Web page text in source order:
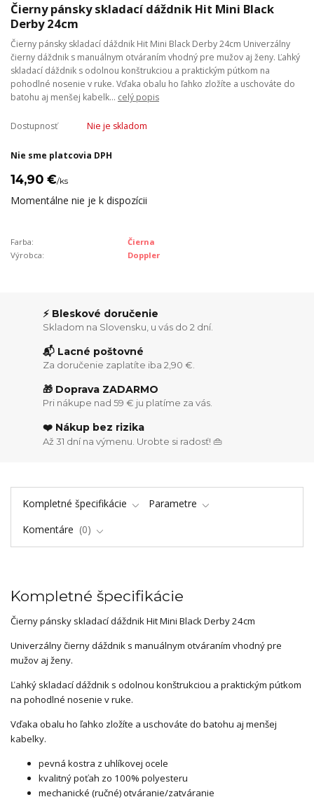
Čierny pánsky skladací dáždnik Hit Mini Black
Derby 24cm
Čierny pánsky skladací dáždnik Hit Mini Black Derby 24cm Univerzálny
čierny dáždnik s manuálnym otváraním vhodný pre mužov aj ženy. Ľahký
skladací dáždnik s odolnou konštrukciou a praktickým pútkom na
pohodlné nosenie v ruke. Vďaka obalu ho ľahko zložíte a uschováte do
batohu aj menšej kabelk... celý popis
Dostupnosť Nie je skladom
Nie sme platcovia DPH
14,90 €/ks
Momentálne nie je k dispozícii
Farba:
Čierna
Výrobca:
Doppler
⚡ Bleskové doručenie
Skladom na Slovensku, u vás do 2 dní.
📬 Lacné poštovné
Za doručenie zaplatíte iba 2,90 €.
🎁 Doprava ZADARMO
Pri nákupe nad 59 € ju platíme za vás.
❤️ Nákup bez rizika
Až 31 dní na výmenu. Urobte si radosť! 👜
Kompletné špecifikácie
Parametre
Komentáre
0
Kompletné špecifikácie
Čierny pánsky skladací dáždnik Hit Mini Black Derby 24cm
Univerzálny čierny dáždnik s manuálnym otváraním vhodný pre
mužov aj ženy.
Ľahký skladací dáždnik s odolnou konštrukciou a praktickým pútkom
na pohodlné nosenie v ruke.
Vďaka obalu ho ľahko zložíte a uschováte do batohu aj menšej
kabelky.
pevná kostra z uhlíkovej ocele
kvalitný poťah zo 100% polyesteru
mechanické (ručné) otváranie/zatváranie